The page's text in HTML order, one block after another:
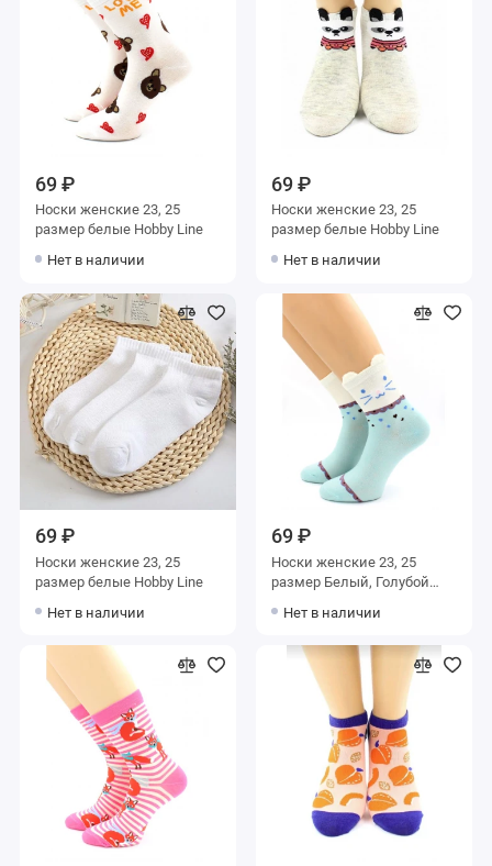
69 ₽
Носки женские 23, 25
размер белые Hobby Line
Нет в наличии
69 ₽
Носки женские 23, 25
размер белые Hobby Line
Нет в наличии
69 ₽
Носки женские 23, 25
размер белые Hobby Line
Нет в наличии
69 ₽
Носки женские 23, 25
размер Белый, Голубой
Нет в наличии